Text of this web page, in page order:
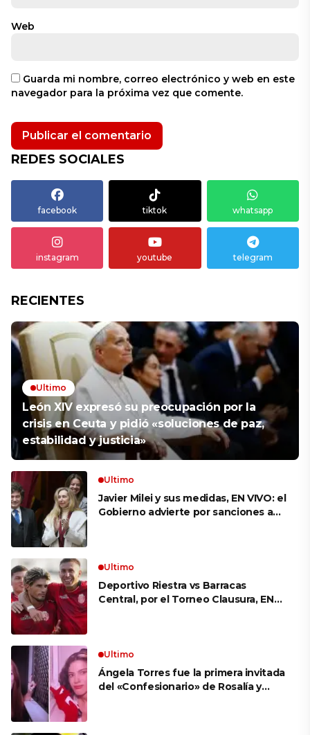
Web
Guarda mi nombre, correo electrónico y web en este
navegador para la próxima vez que comente.
REDES SOCIALES
facebook tiktok whatsapp
instagram youtube telegram
RECIENTES
Ultimo
León XIV expresó su preocupación por la
crisis en Ceuta y pidió «soluciones de paz,
estabilidad y justicia»
Ultimo
Javier Milei y sus medidas, EN VIVO: el
Gobierno advierte por sanciones a
tierras a extranjeros
Ultimo
Deportivo Riestra vs Barracas
Central, por el Torneo Clausura, EN
Ultimo
Ángela Torres fue la primera invitada
del «Confesionario» de Rosalía y